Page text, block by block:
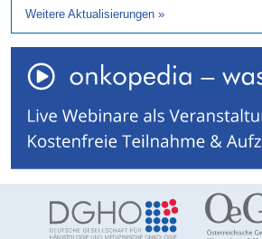
Weitere Aktualisierungen »